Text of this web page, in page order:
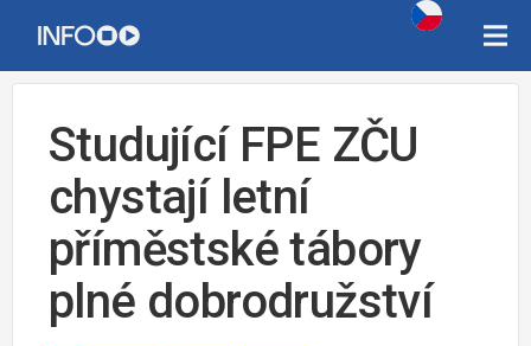
Studující FPE ZČU
chystají letní
příměstské tábory
plné dobrodružství